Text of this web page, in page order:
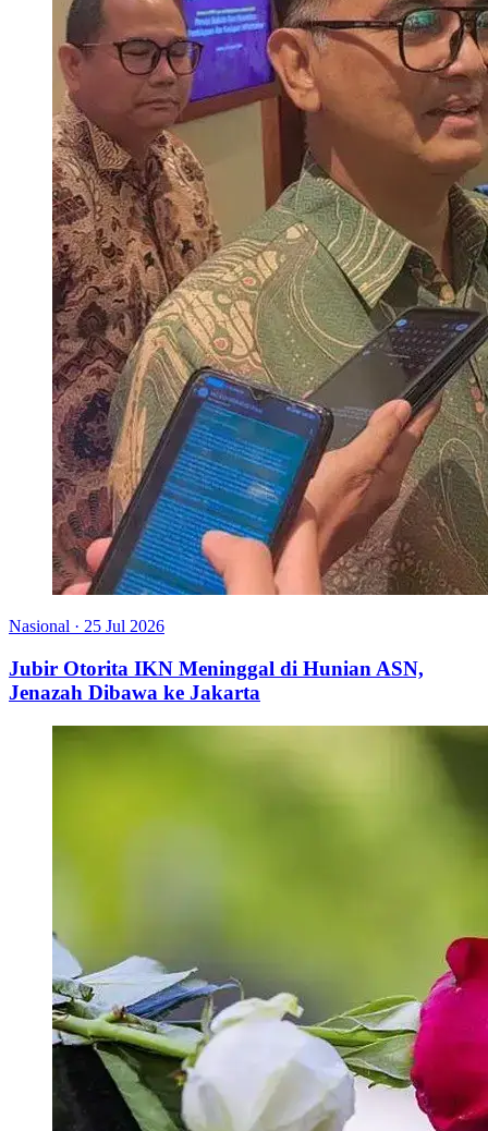
Nasional · 25 Jul 2026
Jubir Otorita IKN Meninggal di Hunian ASN,
Jenazah Dibawa ke Jakarta